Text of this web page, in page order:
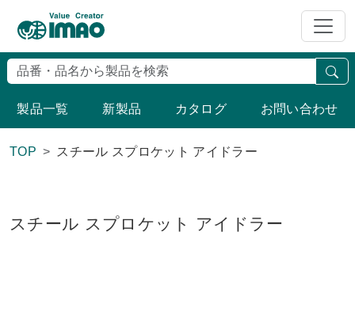
製品一覧 新製品 カタログ お問い合わせ
TOP スチール スプロケット アイドラー
スチール スプロケット アイドラー